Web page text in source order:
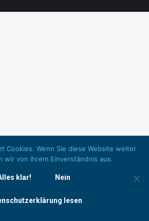
Cookies. Wenn Sie diese Website weiter
wir von Ihrem Einverständnis aus.
klar! Nein
lesen